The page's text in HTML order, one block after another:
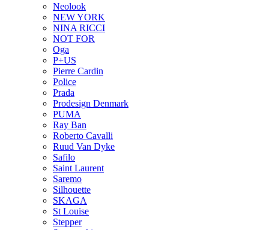
Neolook
NEW YORK
NINA RICCI
NOT FOR
Oga
P+US
Pierre Cardin
Police
Prada
Prodesign Denmark
PUMA
Ray Ban
Roberto Cavalli
Ruud Van Dyke
Safilo
Saint Laurent
Saremo
Silhouette
SKAGA
St Louise
Stepper